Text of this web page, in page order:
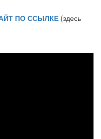
ПО ССЫЛКЕ (здесь